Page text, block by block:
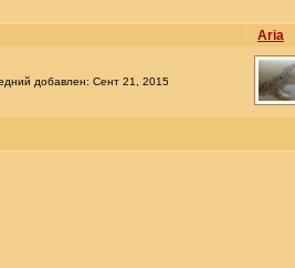
добавлен: Сент 21, 2015
Aria